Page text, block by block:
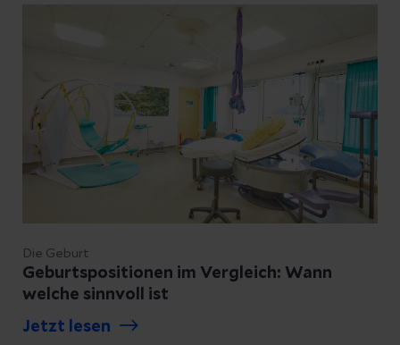
Die Geburt
Geburtspositionen im Vergleich: Wann
welche sinnvoll ist
Jetzt lesen